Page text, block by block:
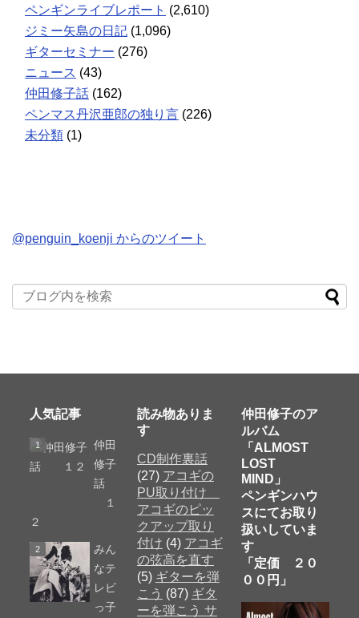
ペンギンライブレポート (2,610)
ジミー矢島の日記 (1,096)
ギターセミナー (276)
ニュース (43)
仲田修子話 (162)
ペンマス丹沢亜郎の独り言 (226)
未分類 (1)
@penguin_koenji からのツイート
人気記事
仲田
修子
話
１
２
みん
なテ
レビ
っ子
読み物ありま
す
CD制作裏話
(27) アコギの
PU取り付け
アコギのピッ
クアップ取り
付け (4) アコギ
の弦高を直す
(5) ギターを弾
こう (87) ギタ
ーを弾こう サ
仲田修子のア
ルバム
「ALMOST
LOST
MIND」
ペンギンハウ
スにてお取り
扱いしていま
す
「定価 ２０
００円」